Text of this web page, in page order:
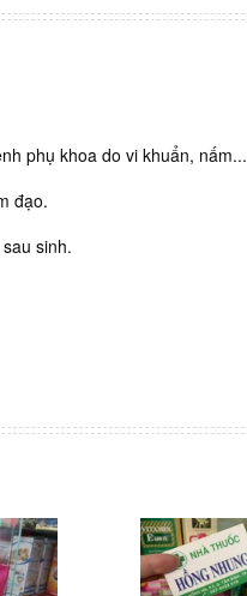
phụ khoa do vi khuẩn, nấm...
đạo.
sinh.